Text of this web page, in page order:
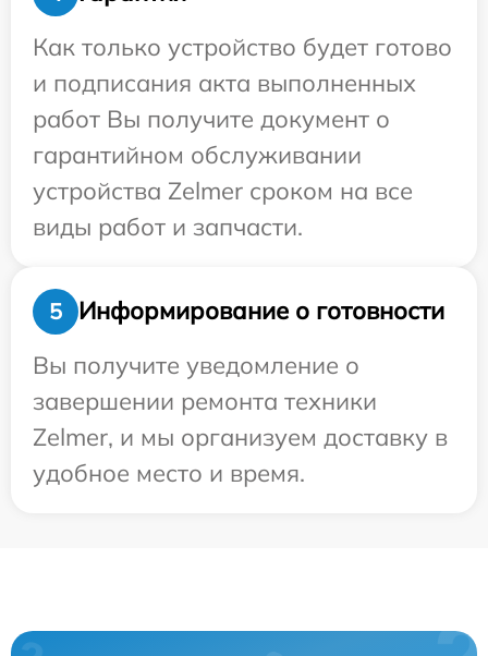
Как только устройство будет готово
и подписания акта выполненных
работ Вы получите документ о
гарантийном обслуживании
устройства Zelmer сроком на все
виды работ и запчасти.
5
Информирование о готовности
Вы получите уведомление о
завершении ремонта техники
Zelmer, и мы организуем доставку в
удобное место и время.